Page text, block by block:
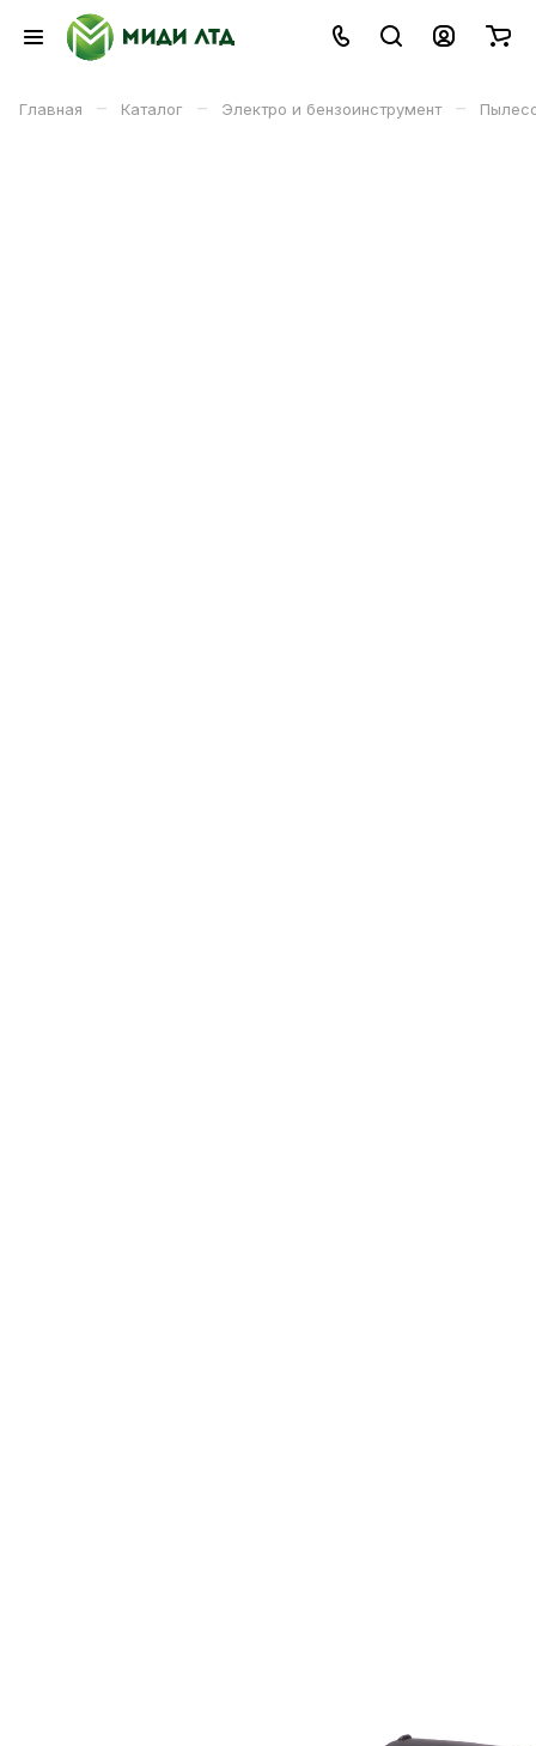
Главная – Каталог – Электро и бензоинструмент –